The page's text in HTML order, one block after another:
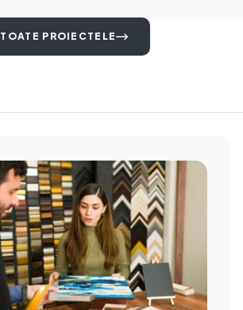
TOATE PROIECTELE